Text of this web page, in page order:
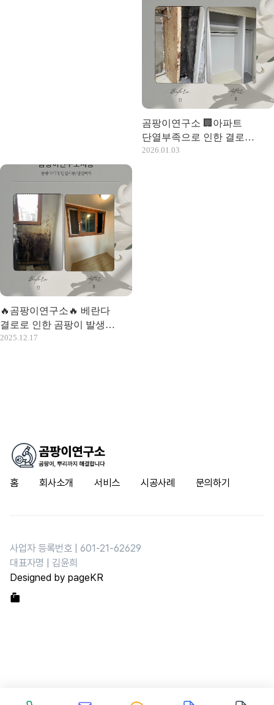
곰팡이연구소 🏢아파트
단열부족으로 인한 결로
곰팡이 단열시공
2026.01.03
🔥곰팡이연구소🔥 베란다
결로로 인한 곰팡이 발생
단열시공
2025.12.17
홈 회사소개 서비스 시공사례 문의하기
사업자 등록번호 | 601-21-62629
대표자명 | 김윤희
Designed by pageKR